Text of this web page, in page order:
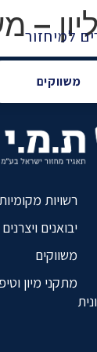
למיחזור
משווקים
–
רשויות מקומיות
יבואנים ויצרנים
משווקים
מתקני מיון